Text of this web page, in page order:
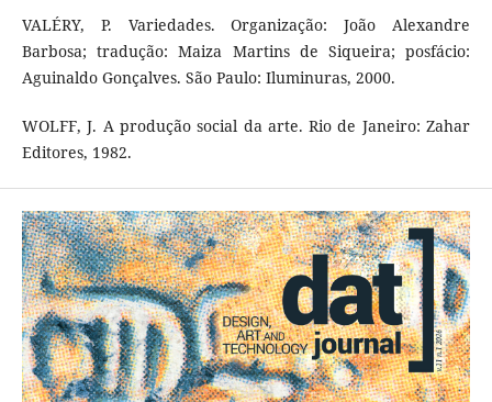
VALÉRY, P. Variedades. Organização: João Alexandre
Barbosa; tradução: Maiza Martins de Siqueira; posfácio:
Aguinaldo Gonçalves. São Paulo: Iluminuras, 2000.
WOLFF, J. A produção social da arte. Rio de Janeiro: Zahar
Editores, 1982.